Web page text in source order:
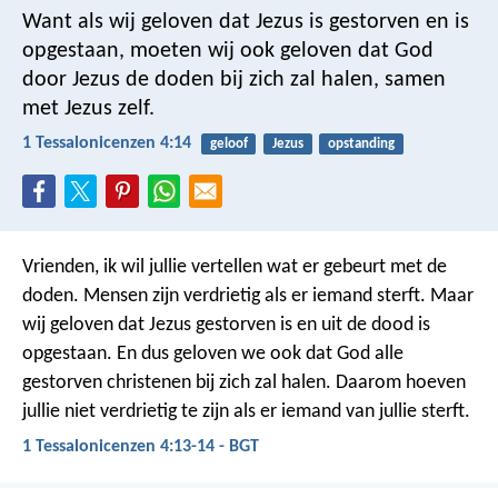
Want als wij geloven dat Jezus is gestorven en is
opgestaan, moeten wij ook geloven dat God
door Jezus de doden bij zich zal halen, samen
met Jezus zelf.
1 Tessalonicenzen 4:14 geloof Jezus opstanding
Vrienden, ik wil jullie vertellen wat er gebeurt met de
doden. Mensen zijn verdrietig als er iemand sterft. Maar
wij geloven dat Jezus gestorven is en uit de dood is
opgestaan. En dus geloven we ook dat God alle
gestorven christenen bij zich zal halen. Daarom hoeven
jullie niet verdrietig te zijn als er iemand van jullie sterft.
1 Tessalonicenzen 4:13-14 - BGT